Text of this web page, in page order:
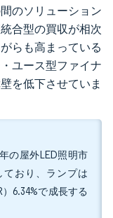
のソリューション
合型の買収が相次
らも高まっている
ユース型ファイナ
を低下させていま
の屋外LED照明市
ており、ランプは
6.34%で成長する